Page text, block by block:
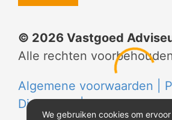
© 2026 Vastgoed
Alle rechten
Algemene voorwaarden |
Disclaimer |Cookies
We gebruiken cookies om